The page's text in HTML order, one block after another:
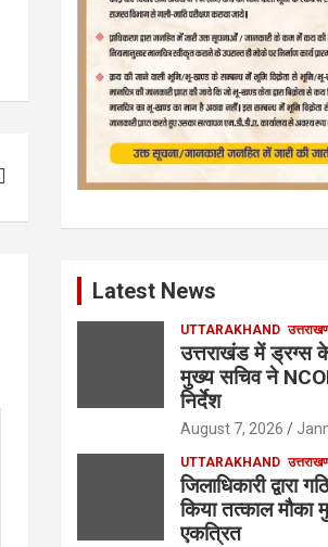
Latest News
UTTARAKHAND
उत्तराखंड में ड्रग्स
मुख्य सचिव ने
निर्देश
August 7, 2026
UTTARAKHAND
जिलाधिकारी द्वारा
किया तत्काल
एकत्रित